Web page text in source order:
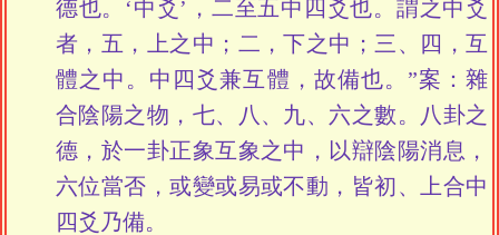
德也。‘中爻’，二至五中四爻也。謂之中爻
者，五，上之中；二，下之中；三、四，互
體之中。中四爻兼互體，故備也。”案：雜
合陰陽之物，七、八、九、六之數。八卦之
德，於一卦正象互象之中，以辯陰陽消息，
六位當否，或變或易或不動，皆初、上合中
四爻乃備。